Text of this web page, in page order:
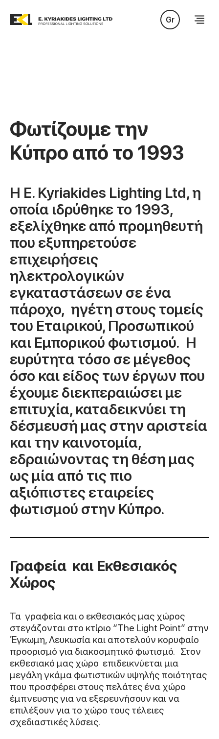
Gr
Φωτίζουμε την
Κύπρο από το 1993
Η E. Kyriakides Lighting Ltd, η
οποία ιδρύθηκε το 1993,
εξελίχθηκε από προμηθευτή
που εξυπηρετούσε
επιχειρήσεις
ηλεκτρολογικών
εγκαταστάσεων σε ένα
πάροχο, ηγέτη στους τομείς
του Εταιρικού, Προσωπικού
και Εμπορικού φωτισμού. Η
ευρύτητα τόσο σε μέγεθος
όσο και είδος των έργων που
έχουμε διεκπεραιώσει με
επιτυχία, καταδεικνύει τη
δέσμευσή μας στην αριστεία
και την καινοτομία,
εδραιώνοντας τη θέση μας
ως μία από τις πιο
αξιόπιστες εταιρείες
φωτισμού στην Κύπρο.
Γραφεία και Εκθεσιακός
Χώρος
Τα γραφεία και ο εκθεσιακός μας χώρος
στεγάζονται στο κτίριο “The Light Point” στην
Έγκωμη, Λευκωσία και αποτελούν κορυφαίο
προορισμό για διακοσμητικό φωτισμό. Στον
εκθεσιακό μας χώρο επιδεικνύεται μια
μεγάλη γκάμα φωτιστικών υψηλής ποιότητας
που προσφέρει στους πελάτες ένα χώρο
έμπνευσης για να εξερευνήσουν και να
επιλέξουν για το χώρο τους τέλειες
σχεδιαστικές λύσεις.